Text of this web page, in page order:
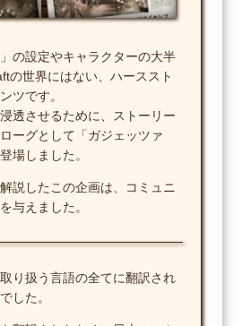
」の設定やキャラクターの大半
の世界にはない、ハーススト
ツです。
透させるために、ストーリー
ーグとして「ガジェッツァ
場しました。
説したこの企画は、コミュニ
与えました。
り扱う言語の全てに翻訳され
した。